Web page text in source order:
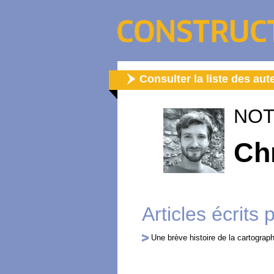
Consulter la liste des
Articles écrits
Une brève histoire de la